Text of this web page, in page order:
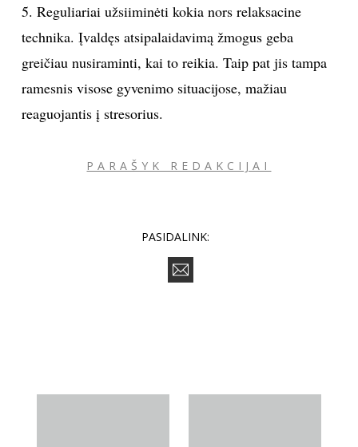
5. Reguliariai užsiiminėti kokia nors relaksacine
technika. Įvaldęs atsipalaidavimą žmogus geba
greičiau nusiraminti, kai to reikia. Taip pat jis tampa
ramesnis visose gyvenimo situacijose, mažiau
reaguojantis į stresorius.
PARAŠYK REDAKCIJAI
PASIDALINK: